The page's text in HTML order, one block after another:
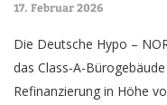
17. Februar 2026
Die Deutsche Hypo –
das Class-A-
Refinanzierung in Höhe